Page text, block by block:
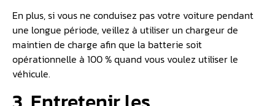
En plus, si vous ne conduisez pas votre voiture pendant
une longue période, veillez à utiliser un chargeur de
maintien de charge afin que la batterie soit
opérationnelle à 100 % quand vous voulez utiliser le
véhicule.